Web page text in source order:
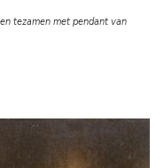
tezamen met pendant van